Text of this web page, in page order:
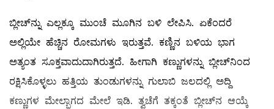
ಬ್ಲೀಚ್‌ನ್ನು ಎಲ್ಲಕ್ಕೂ ಮುಂಚೆ ಮೂಗಿನ ಬಳಿ ಲೇಪಿಸಿ. ಏಕೆಂದರೆ
ಅಲ್ಲಿಯೇ ಹೆಚ್ಚಿನ ರೋಮಗಳು ಇರುತ್ತವೆ. ಕಣ್ಣಿನ ಬಳಿಯ ಭಾಗ
ಅತ್ಯಂತ ಸೂಕ್ತವಾದುದಾಗಿರುತ್ತದೆ. ಹೀಗಾಗಿ ಕಣ್ಣುಗಳನ್ನು ಬ್ಲೀಚ್‌ನಿಂದ
ರಕ್ಷಿಸಿಕೊಳ್ಳಲು ಹತ್ತಿಯ ತುಂಡುಗಳನ್ನು ಗುಲಾಬಿ ಜಲದಲ್ಲಿ ಅದ್ದಿ
ಕಣ್ಣುಗಳ ಮೇಲ್ಭಾಗದ ಮೇಲೆ ಇಡಿ. ತ್ವಚೆಗೆ ತಕ್ಕಂತೆ ಬ್ಲೀಚ್‌ನ ಆಯ್ಕೆ